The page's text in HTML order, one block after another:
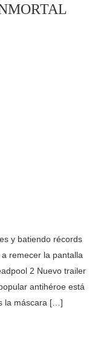
y batiendo récords
remecer la pantalla
2 Nuevo trailer
antihéroe está
la máscara […]